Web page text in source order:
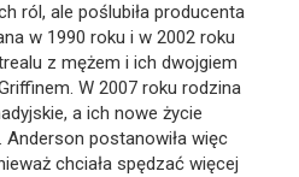
ról, ale poślubiła producenta
w 1990 roku i w 2002 roku
z mężem i ich dwojgiem
W 2007 roku rodzina
a ich nowe życie
postanowiła więc
chciała spędzać więcej